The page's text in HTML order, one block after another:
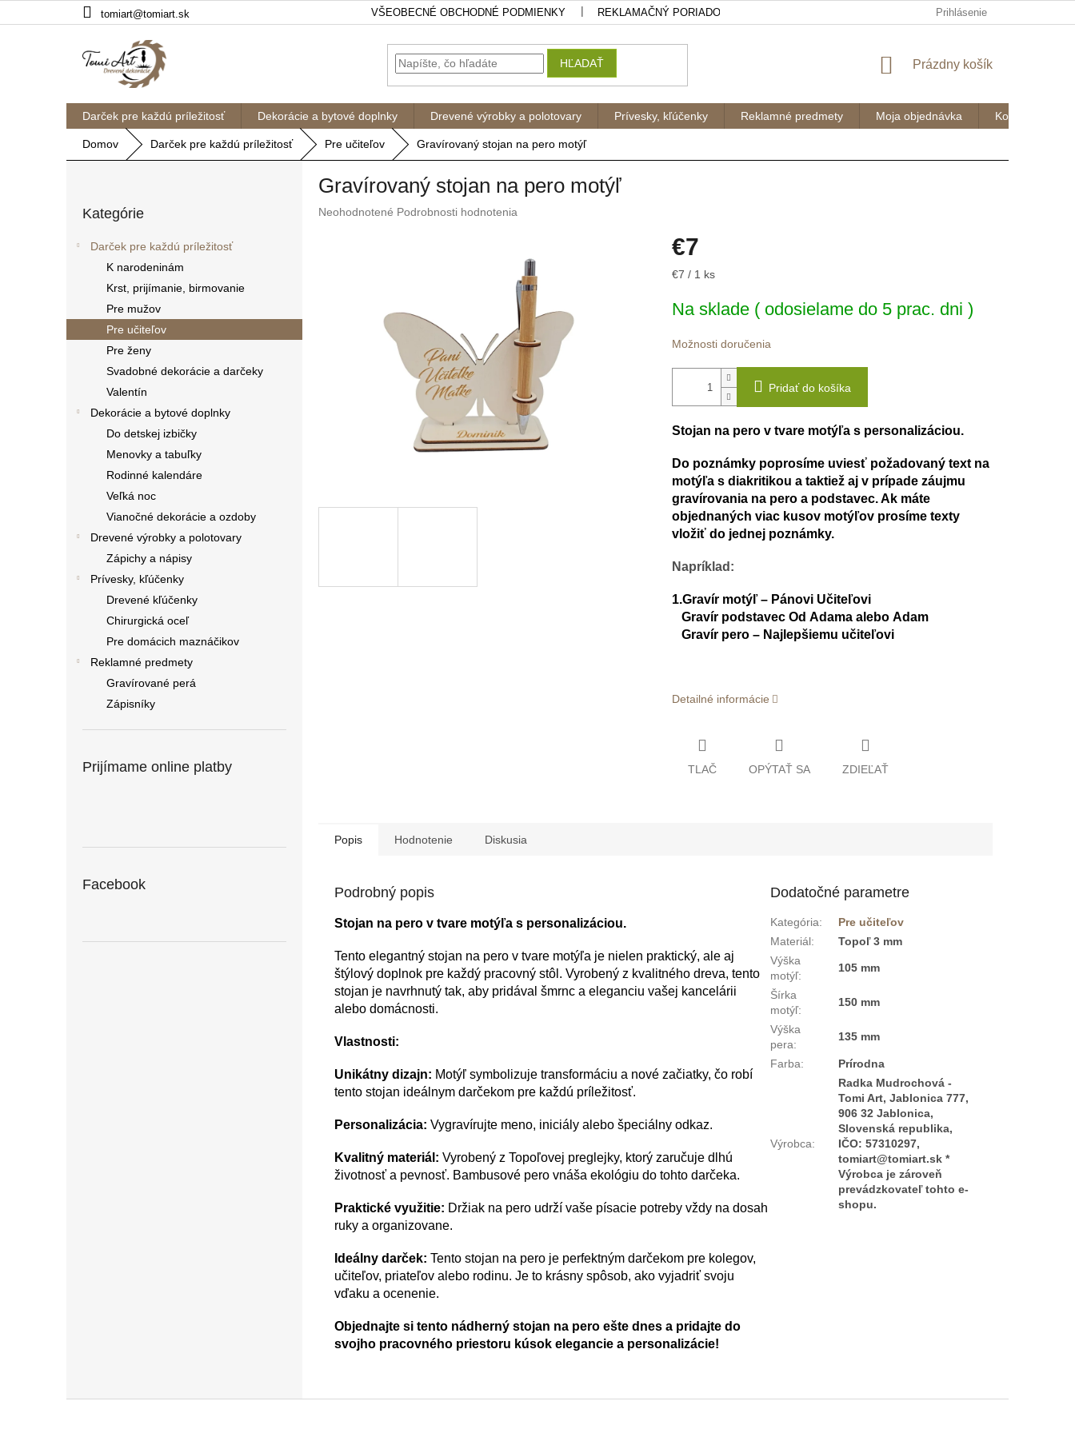
na
tomiart@tomiart.sk VŠEOBECNÉ OBCHODNÉ PODMIENKY REKLAMAČNÝ PORIADOK OCHRANA OSOBNÝCH ÚDAJOV A
Prihlásenie
HĽADAŤ
NÁKUPNÝ
Prázdny košík
Darček pre každú príležitosť Dekorácie a bytové doplnky Drevené výrobky a polotovary Prívesky, kľúčenky Reklamné predmety Moja objednávka Kontakty
Domov Darček pre každú príležitosť Pre učiteľov Gravírovaný stojan na pero motýľ
kategórie
Kategórie
Darček pre každú príležitosť
K narodeninám
Krst, prijímanie, birmovanie
Pre mužov
Pre učiteľov
Pre ženy
Svadobné dekorácie a darčeky
Valentín
Dekorácie a bytové doplnky
Do detskej izbičky
Menovky a tabuľky
Rodinné kalendáre
Veľká noc
Vianočné dekorácie a ozdoby
Drevené výrobky a polotovary
Zápichy a nápisy
Prívesky, kľúčenky
Drevené kľúčenky
Chirurgická oceľ
Pre domácich maznáčikov
Reklamné predmety
Gravírované perá
Zápisníky
Prijímame online platby
Facebook
Gravírovaný stojan na pero motýľ
Priemerné
Neohodnotené Podrobnosti hodnotenia
€7
Jednotková
€7 / 1 ks
Na sklade ( odosielame do 5 prac. dni )
Možnosti doručenia
Pridať do košíka
Stojan na pero v tvare motýľa s personalizáciou.
Do poznámky poprosíme uviesť požadovaný text na
motýľa s diakritikou a taktiež aj v prípade záujmu
gravírovania na pero a podstavec. Ak máte
objednaných viac kusov motýľov prosíme texty
vložiť do jednej poznámky.
Napríklad:
1.Gravír motýľ – Pánovi Učiteľovi
Gravír podstavec Od Adama alebo Adam
Gravír pero – Najlepšiemu učiteľovi
Detailné informácie
TLAČ OPÝTAŤ SA ZDIEĽAŤ
Popis Hodnotenie Diskusia
Podrobný popis
Stojan na pero v tvare motýľa s personalizáciou.
Tento elegantný stojan na pero v tvare motýľa je nielen praktický, ale aj
štýlový doplnok pre každý pracovný stôl. Vyrobený z kvalitného dreva, tento
stojan je navrhnutý tak, aby pridával šmrnc a eleganciu vašej kancelárii
alebo domácnosti.
Vlastnosti:
Unikátny dizajn: Motýľ symbolizuje transformáciu a nové začiatky, čo robí
tento stojan ideálnym darčekom pre každú príležitosť.
Personalizácia: Vygravírujte meno, iniciály alebo špeciálny odkaz.
Kvalitný materiál: Vyrobený z Topoľovej preglejky, ktorý zaručuje dlhú
životnosť a pevnosť. Bambusové pero vnáša ekológiu do tohto darčeka.
Praktické využitie: Držiak na pero udrží vaše písacie potreby vždy na dosah
ruky a organizovane.
Ideálny darček: Tento stojan na pero je perfektným darčekom pre kolegov,
učiteľov, priateľov alebo rodinu. Je to krásny spôsob, ako vyjadriť svoju
vďaku a ocenenie.
Objednajte si tento nádherný stojan na pero ešte dnes a pridajte do
svojho pracovného priestoru kúsok elegancie a personalizácie!
Dodatočné parametre
Kategória:
Pre učiteľov
Materiál:
Topoľ 3 mm
Výška
motýľ:
105 mm
Šírka
motýľ:
150 mm
Výška
pera:
135 mm
Farba: Prírodna
Výrobca:
Radka Mudrochová -
Tomi Art, Jablonica 777,
906 32 Jablonica,
Slovenská republika,
IČO: 57310297,
tomiart@tomiart.sk *
Výrobca je zároveň
prevádzkovateľ tohto e-
shopu.